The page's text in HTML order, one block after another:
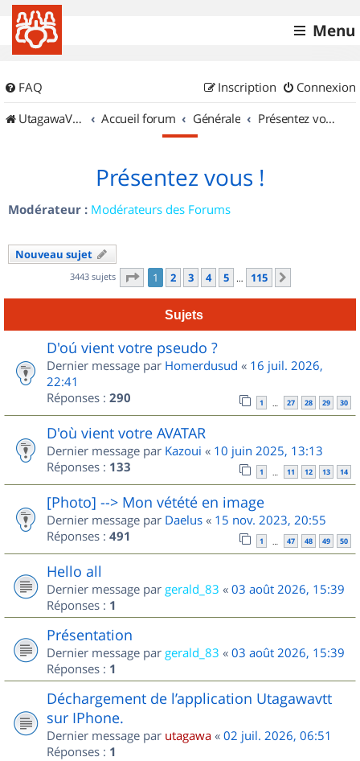
Menu
FAQ Connexion
Inscription
UtagawaVTT (Randos VTT et VTTAE avec traces GPS)
Accueil forum Générale Présentez vous !
Présentez vous !
Modérateur : Modérateurs des Forums
Nouveau sujet
3443 sujets Page 1sur 115
1 2 3 4 5 … 115
Sujets
D'oú vient votre pseudo ?
Dernier message par Homerdusud « 16 juil. 2026,
22:41
Réponses : 290 1 … 27 28 29 30
D'où vient votre AVATAR
Dernier message par Kazoui « 10 juin 2025, 13:13
Réponses : 133 1 … 11 12 13 14
[Photo] --> Mon vétété en image
Dernier message par Daelus « 15 nov. 2023, 20:55
Réponses : 491 1 … 47 48 49 50
Hello all
Dernier message par gerald_83 « 03 août 2026, 15:39
Réponses : 1
Présentation
Dernier message par gerald_83 « 03 août 2026, 15:39
Réponses : 1
Déchargement de l’application Utagawavtt
sur IPhone.
Dernier message par utagawa « 02 juil. 2026, 06:51
Réponses : 1